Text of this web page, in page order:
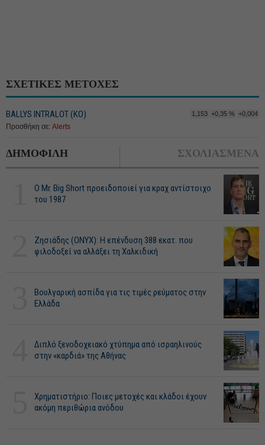
ΣΧΕΤΙΚΕΣ ΜΕΤΟΧΕΣ
BALLYS INTRALOT (ΚΟ) 1,153 +0,35 % +0,004
Προσθήκη σε: Alerts
ΔΗΜΟΦΙΛΗ ΣΧΟΛΙΑΣΜΕΝΑ
O Mr. Big Short προειδοποιεί για κραχ αντίστοιχο
του 1987
Ζησιάδης (ONYX): Η επένδυση 388 εκατ. που
φιλοδοξεί να αλλάξει τη Χαλκιδική
Βουλγαρική ασπίδα για τις τιμές ρεύματος στην
Ελλάδα
Διπλό ξενοδοχειακό χτύπημα από ισραηλινούς
στην «καρδιά» της Αθήνας
Χρηματιστήριο: Ποιες μετοχές και κλάδοι έχουν
ακόμη περιθώρια ανόδου